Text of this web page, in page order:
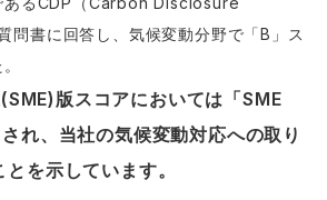
問書に回答し、気候変動分野で「B」ス
版スコアにおいては「SME
れ、当社の気候変動対応への取り
を示しています。